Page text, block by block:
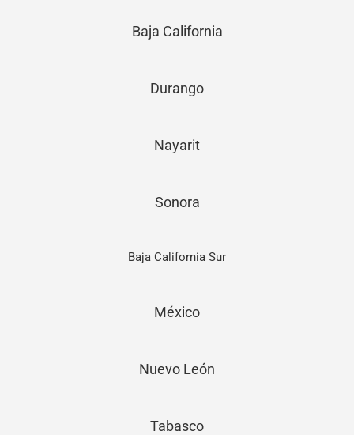
Baja California
Durango
Nayarit
Sonora
Baja California Sur
México
Nuevo León
Tabasco